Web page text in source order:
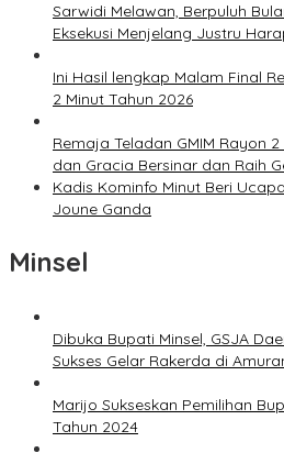
Sarwidi Melawan, Berpuluh
Eksekusi Menjelang Justru
Ini Hasil lengkap Malam Final
2 Minut Tahun 2026
Remaja Teladan GMIM Rayon
dan Gracia Bersinar dan Raih
Kadis Kominfo Minut Beri
Joune Ganda
Minsel
Dibuka Bupati Minsel, GSJA
Sukses Gelar Rakerda di
Marijo Sukseskan Pemilihan
Tahun 2024